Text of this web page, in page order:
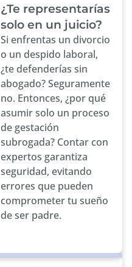
¿Te representarías
solo en un juicio?
Si enfrentas un divorcio
o un despido laboral,
¿te defenderías sin
abogado? Seguramente
no. Entonces, ¿por qué
asumir solo un proceso
de gestación
subrogada? Contar con
expertos garantiza
seguridad, evitando
errores que pueden
comprometer tu sueño
de ser padre.